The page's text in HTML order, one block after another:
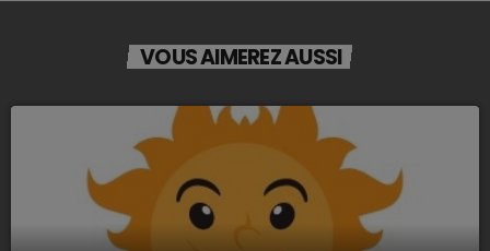
VOUS AIMEREZ AUSSI